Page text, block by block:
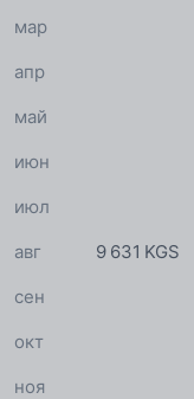
мар
апр
май
июн
июл
9 631 KGS
авг
сен
окт
ноя